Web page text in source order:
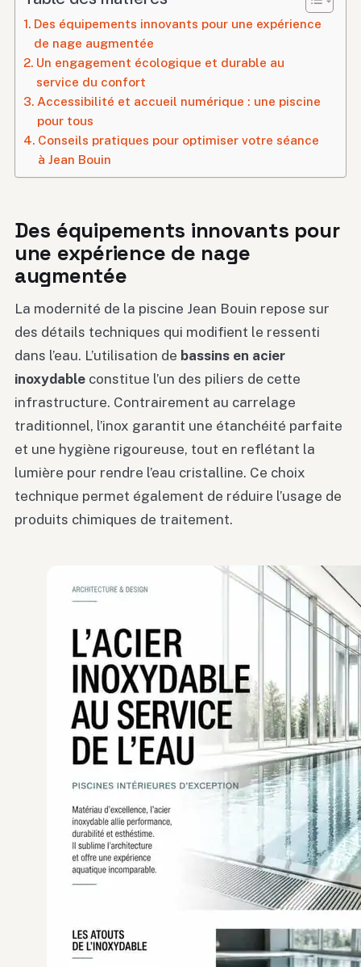
Des équipements innovants pour une expérience
de nage augmentée
Un engagement écologique et durable au
service du confort
Accessibilité et accueil numérique : une piscine
pour tous
Conseils pratiques pour optimiser votre séance
à Jean Bouin
Des équipements innovants pour
une expérience de nage
augmentée
La modernité de la piscine Jean Bouin repose sur
des détails techniques qui modifient le ressenti
dans l’eau. L’utilisation de bassins en acier
inoxydable constitue l’un des piliers de cette
infrastructure. Contrairement au carrelage
traditionnel, l’inox garantit une étanchéité parfaite
et une hygiène rigoureuse, tout en reflétant la
lumière pour rendre l’eau cristalline. Ce choix
technique permet également de réduire l’usage de
produits chimiques de traitement.